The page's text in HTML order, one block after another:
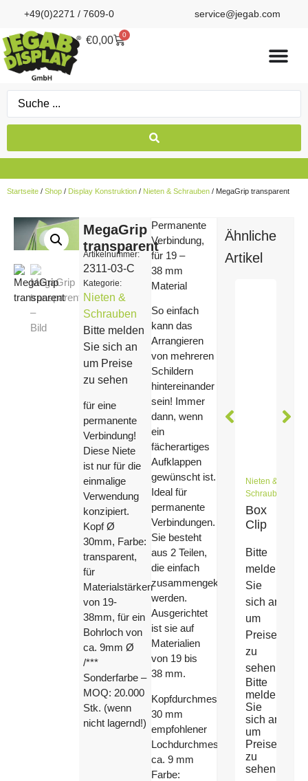
+49(0)2271 / 7609-0 service@jegab.com
€0,00 0
Startseite / Shop / Display Konstruktion / Nieten & Schrauben / MegaGrip transparent
MegaGrip
transparent
Artikelnummer:
2311-03-C
Kategorie:
Nieten &
Schrauben
Bitte melden
Sie sich an
um Preise
zu sehen
für eine
permanente
Verbindung!
Diese Niete
ist nur für die
einmalige
Verwendung
konzipiert.
Kopf Ø
30mm, Farbe:
transparent,
für
Materialstärken
von 19-
38mm, für ein
Bohrloch von
ca. 9mm Ø
/***
Sonderfarbe –
MOQ: 20.000
Stk. (wenn
nicht lagernd!)
Permanente
Verbindung,
für 19 –
38 mm
Material
So einfach
kann das
Arrangieren
von mehreren
Schildern
hintereinander
sein! Immer
dann, wenn
ein
fächerartiges
Aufklappen
gewünscht ist.
Ideal für
permanente
Verbindungen.
Sie besteht
aus 2 Teilen,
die einfach
zusammengeklickt
werden.
Ausgerichtet
ist sie auf
Materialien
von 19 bis
38 mm.
Kopfdurchmesser:
30 mm
empfohlener
Lochdurchmesser:
ca. 9 mm
Farbe:
Ähnliche
Artikel
Nieten &
Schrauben
Box
Clip
Bitte
melden
Sie
sich an
um
Preise
zu
sehen
Bitte
melden
Sie
sich an
um
Preise
zu
sehen